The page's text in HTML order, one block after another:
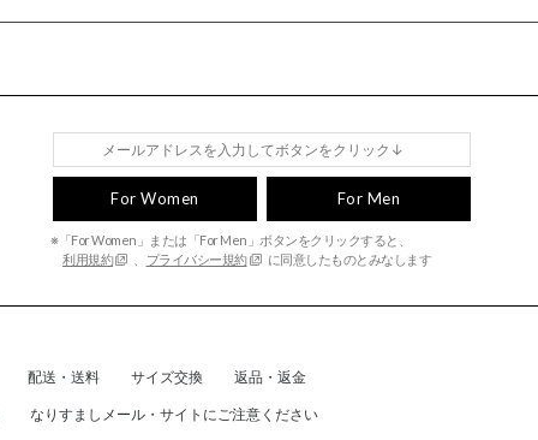
For Women For Men
※「For Women」または「For Men」ボタンをクリックすると、
利用規約
プライバシー規約 に同意したものとみなします
配送・送料 サイズ交換 返品・返金
なりすましメール・サイトにご注意ください